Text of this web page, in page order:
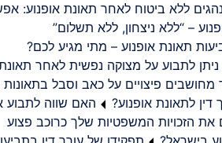
ללא ביטוח לאחר תאונת אופנוע:
– “ללא ניצחון, ללא תשלום”
תאונת אופנוע – מתי מגיע לכם?
לתבוע על מצוקה נפשית לאחר
מחושבים פיצויים על כאב וסבל
דין לתאונת אופנוע?
האם שווה לתבוע
את הזכויות המשפטיות שלך כרוכב פצוע